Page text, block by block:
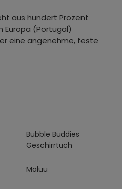
aus hundert Prozent
Europa (Portugal)
eine angenehme, feste
Bubble Buddies
Geschirrtuch
Maluu